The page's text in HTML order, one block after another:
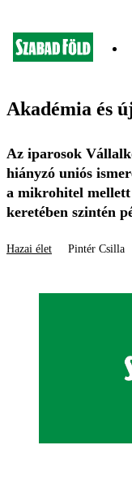
Akadémia és
Az iparosok
hiányzó uniós
a mikrohitel
keretében szintén
Hazai élet Pintér Csilla